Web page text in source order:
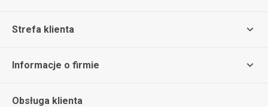
Strefa klienta
Informacje o firmie
Obsługa klienta